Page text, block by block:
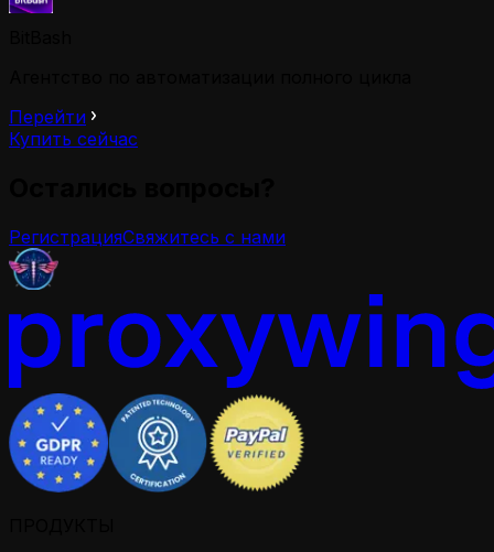
Перейти
Купить сейчас
РегистрацияСвяжитесь с нами